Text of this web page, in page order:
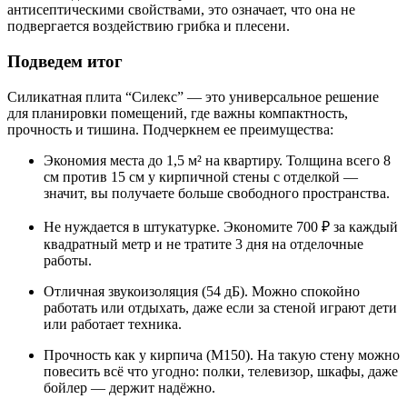
антисептическими свойствами, это означает, что она не
подвергается воздействию грибка и плесени.
Подведем итог
Силикатная плита “Силекс” — это универсальное решение
для планировки помещений, где важны компактность,
прочность и тишина. Подчеркнем ее преимущества:
Экономия места до 1,5 м² на квартиру. Толщина всего 8
см против 15 см у кирпичной стены с отделкой —
значит, вы получаете больше свободного пространства.
Не нуждается в штукатурке. Экономите 700 ₽ за каждый
квадратный метр и не тратите 3 дня на отделочные
работы.
Отличная звукоизоляция (54 дБ). Можно спокойно
работать или отдыхать, даже если за стеной играют дети
или работает техника.
Прочность как у кирпича (М150). На такую стену можно
повесить всё что угодно: полки, телевизор, шкафы, даже
бойлер — держит надёжно.